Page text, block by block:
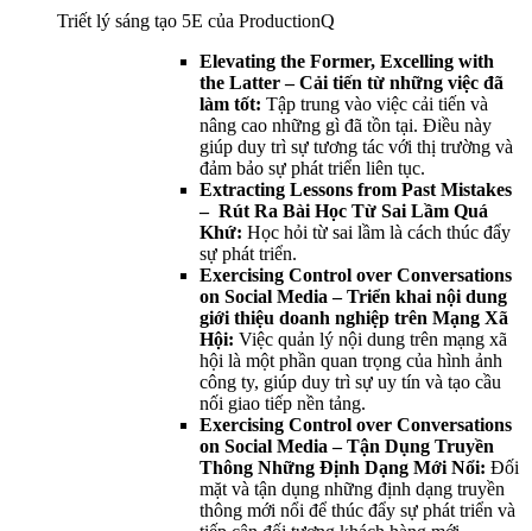
Triết lý sáng tạo 5E của ProductionQ
Elevating the Former, Excelling with
the Latter – Cải tiến từ những việc đã
làm tốt: Tập trung vào việc cải tiến và
nâng cao những gì đã tồn tại. Điều này
giúp duy trì sự tương tác với thị trường và
đảm bảo sự phát triển liên tục.
Extracting Lessons from Past Mistakes
– Rút Ra Bài Học Từ Sai Lầm Quá
Khứ: Học hỏi từ sai lầm là cách thúc đẩy
sự phát triển.
Exercising Control over Conversations
on Social Media – Triển khai nội dung
giới thiệu doanh nghiệp trên Mạng Xã
Hội: Việc quản lý nội dung trên mạng xã
hội là một phần quan trọng của hình ảnh
công ty, giúp duy trì sự uy tín và tạo cầu
nối giao tiếp nền tảng.
Exercising Control over Conversations
on Social Media – Tận Dụng Truyền
Thông Những Định Dạng Mới Nổi: Đối
mặt và tận dụng những định dạng truyền
thông mới nổi để thúc đẩy sự phát triển và